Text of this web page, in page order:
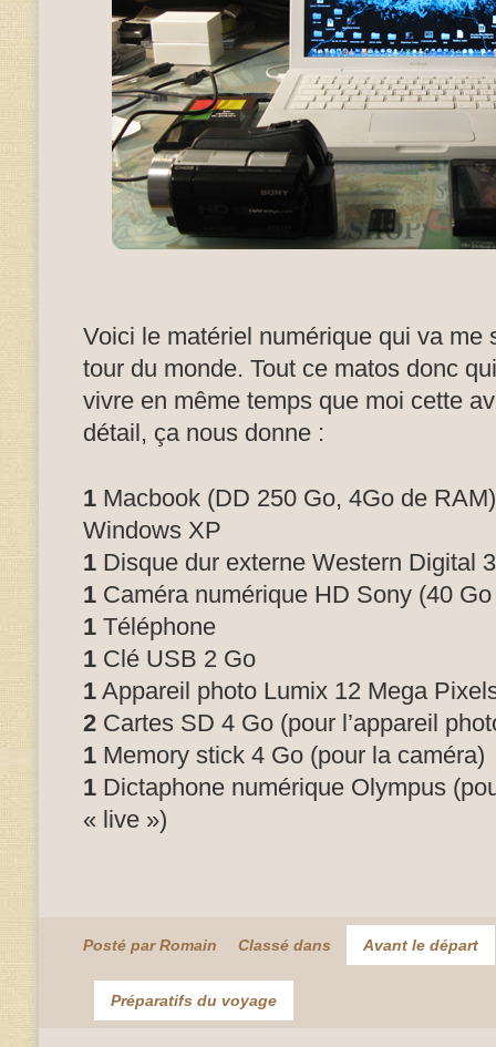
Voici le matériel numérique qui va me
tour du monde. Tout ce matos donc
vivre en même temps que moi cette
détail, ça nous donne :
1 Macbook (DD 250 Go, 4Go de
Windows XP
1 Disque dur externe Western Digital
1 Caméra numérique HD Sony (40
1 Téléphone
1 Clé USB 2 Go
1 Appareil photo Lumix 12 Mega
2 Cartes SD 4 Go (pour l’appareil
1 Memory stick 4 Go (pour la caméra)
1 Dictaphone numérique Olympus
« live »)
Posté par Romain Classé dans Avant le départ
Préparatifs du voyage